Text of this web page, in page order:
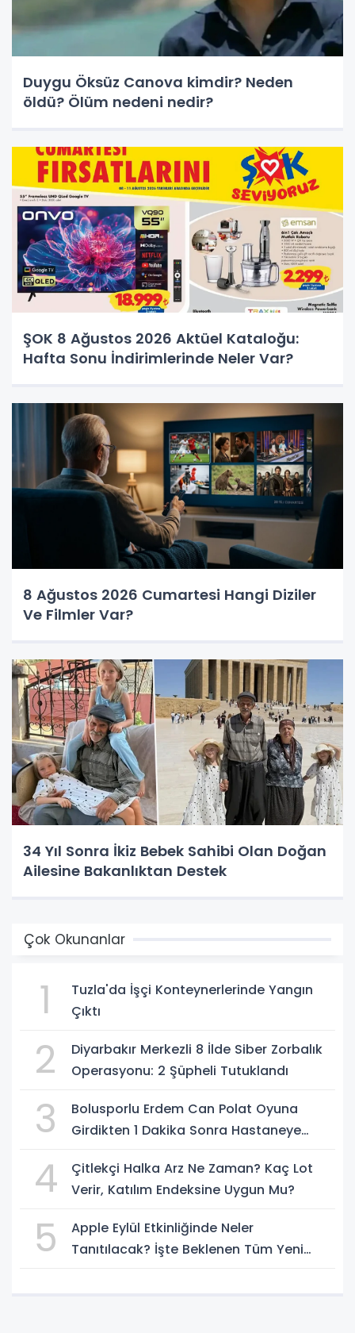
Duygu Öksüz Canova kimdir? Neden
öldü? Ölüm nedeni nedir?
ŞOK 8 Ağustos 2026 Aktüel Kataloğu:
Hafta Sonu İndirimlerinde Neler Var?
8 Ağustos 2026 Cumartesi Hangi Diziler
Ve Filmler Var?
34 Yıl Sonra İkiz Bebek Sahibi Olan Doğan
Ailesine Bakanlıktan Destek
Çok Okunanlar
1
Tuzla'da İşçi Konteynerlerinde Yangın
Çıktı
2
Diyarbakır Merkezli 8 İlde Siber Zorbalık
Operasyonu: 2 Şüpheli Tutuklandı
3
Bolusporlu Erdem Can Polat Oyuna
Girdikten 1 Dakika Sonra Hastaneye
4
Çitlekçi Halka Arz Ne Zaman? Kaç Lot
Verir, Katılım Endeksine Uygun Mu?
5
Apple Eylül Etkinliğinde Neler
Tanıtılacak? İşte Beklenen Tüm Yeni